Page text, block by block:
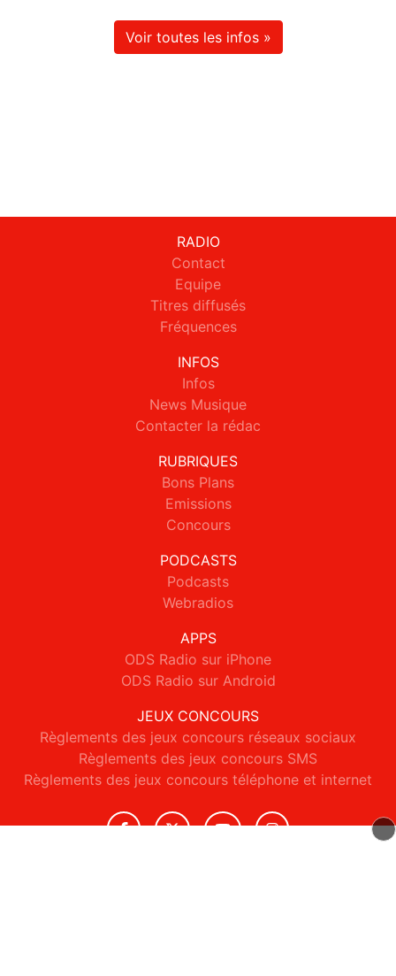
Voir toutes les infos »
RADIO
Contact
Equipe
Titres diffusés
Fréquences
INFOS
Infos
News Musique
Contacter la rédac
RUBRIQUES
Bons Plans
Emissions
Concours
PODCASTS
Podcasts
Webradios
APPS
ODS Radio sur iPhone
ODS Radio sur Android
JEUX CONCOURS
Règlements des jeux concours réseaux sociaux
Règlements des jeux concours SMS
Règlements des jeux concours téléphone et internet